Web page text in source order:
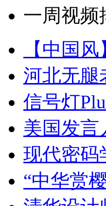
一周视频
【中国
河北无腿
信号灯
美国发言
现代密
“中华赏